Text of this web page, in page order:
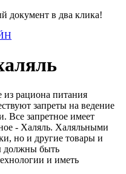
документ в два клика!
из рациона питания
запреты на ведение
Все запретное имеет
- Халяль. Халяльными
но и другие товары и
должны быть
и иметь